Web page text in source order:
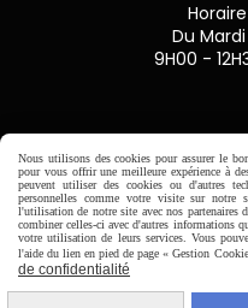
Du
9H00 -
CB
Nous utilisons des cookies pour assurer le
pour vous offrir une meilleure expérience à
peuvent utiliser des cookies ou d'autres
personnelles comme votre visite sur notre
l'utilisation de notre site avec nos partenaires
combiner celles-ci avec d'autres informations
votre utilisation de leurs services. Vous
l'aide du lien en pied de page « Gestion
de confidentialité